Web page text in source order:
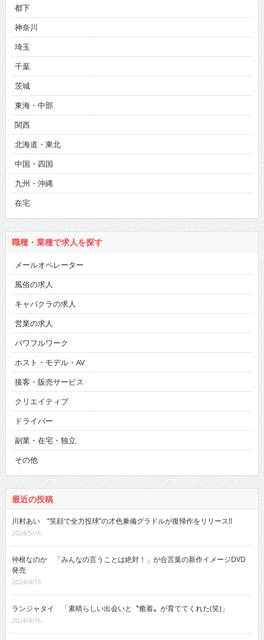
都下
神奈川
埼玉
千葉
茨城
東海・中部
関西
北海道・東北
中国・四国
九州・沖縄
在宅
職種・業種で求人を探す
メールオペレーター
風俗の求人
キャバクラの求人
営業の求人
パワフルワーク
ホスト・モデル・AV
接客・販売サービス
クリエイティブ
ドライバー
副業・在宅・独立
その他
最近の投稿
川村あい “笑顔で全力投球”の才色兼備グラドルが復帰作をリリース!!
2024/5/16
仲根なのか 「みんなの言うことは絶対！」が合言葉の新作イメージDVD
発売
2024/4/16
ランジャタイ 「素晴らしい出会いと〝癒着〟が育ててくれた(笑)」
2024/4/16